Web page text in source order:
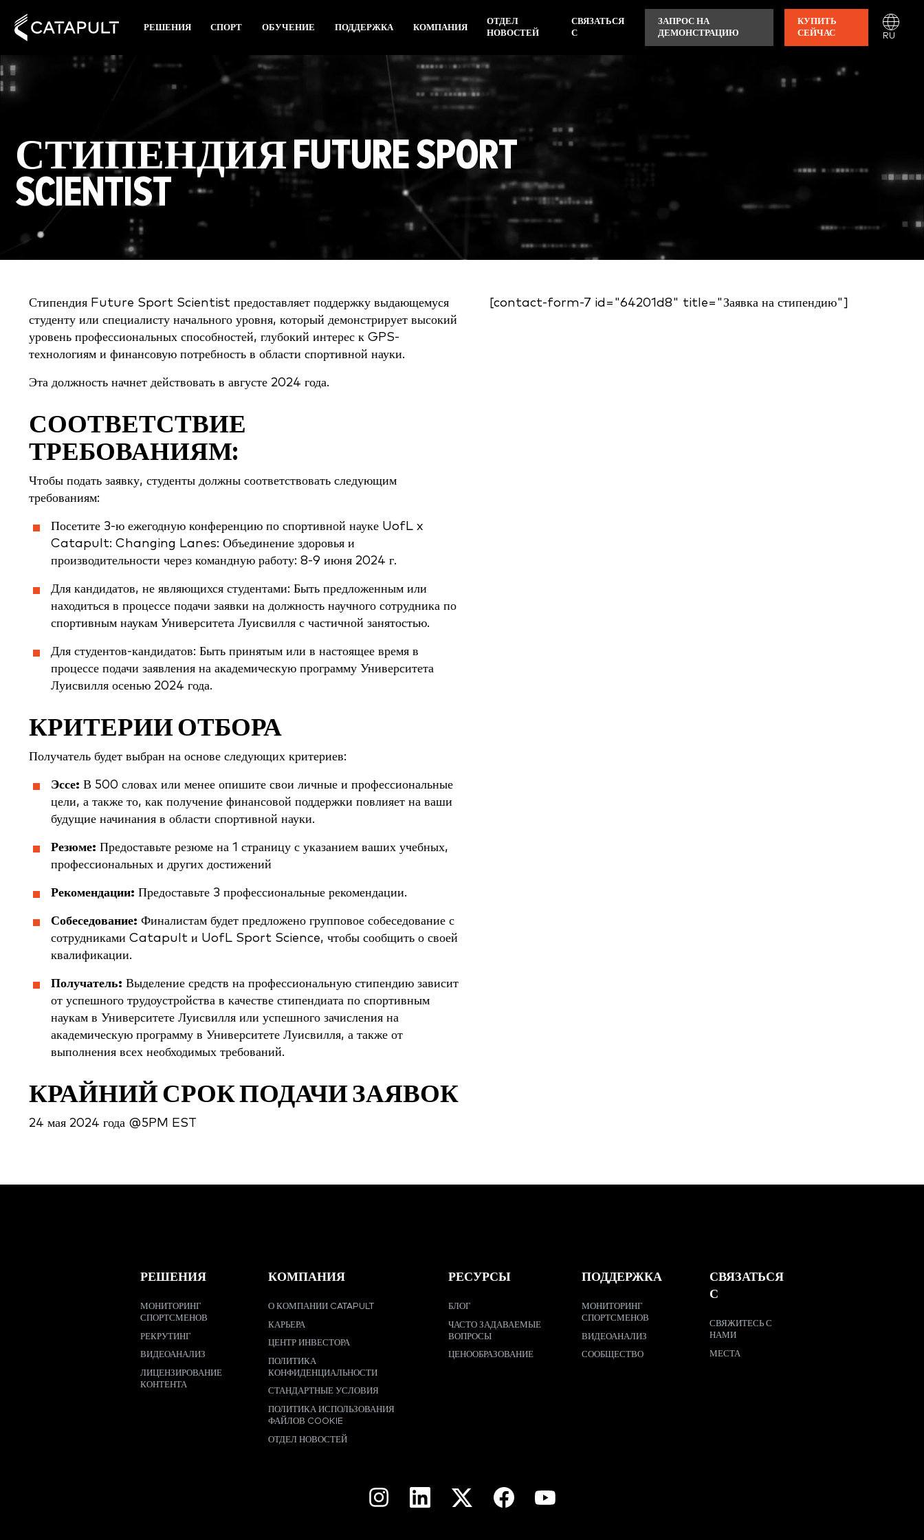
РЕШЕНИЯ СПОРТ ОБУЧЕНИЕ ПОДДЕРЖКА КОМПАНИЯ
ОТДЕЛ
НОВОСТЕЙ
СВЯЗАТЬСЯ
С
ЗАПРОС НА
ДЕМОНСТРАЦИЮ
КУПИТЬ
СЕЙЧАС
RU
СТИПЕНДИЯ FUTURE SPORT
SCIENTIST
Стипендия Future Sport Scientist предоставляет поддержку выдающемуся
студенту или специалисту начального уровня, который демонстрирует высокий
уровень профессиональных способностей, глубокий интерес к GPS-
технологиям и финансовую потребность в области спортивной науки.
Эта должность начнет действовать в августе 2024 года.
СООТВЕТСТВИЕ
ТРЕБОВАНИЯМ:
Чтобы подать заявку, студенты должны соответствовать следующим
требованиям:
Посетите 3-ю ежегодную конференцию по спортивной науке UofL x
Catapult: Changing Lanes: Объединение здоровья и
производительности через командную работу: 8-9 июня 2024 г.
Для кандидатов, не являющихся студентами: Быть предложенным или
находиться в процессе подачи заявки на должность научного сотрудника по
спортивным наукам Университета Луисвилля с частичной занятостью.
Для студентов-кандидатов: Быть принятым или в настоящее время в
процессе подачи заявления на академическую программу Университета
Луисвилля осенью 2024 года.
КРИТЕРИИ ОТБОРА
Получатель будет выбран на основе следующих критериев:
Эссе: В 500 словах или менее опишите свои личные и профессиональные
цели, а также то, как получение финансовой поддержки повлияет на ваши
будущие начинания в области спортивной науки.
Резюме: Предоставьте резюме на 1 страницу с указанием ваших учебных,
профессиональных и других достижений
Рекомендации: Предоставьте 3 профессиональные рекомендации.
Собеседование: Финалистам будет предложено групповое собеседование с
сотрудниками Catapult и UofL Sport Science, чтобы сообщить о своей
квалификации.
Получатель: Выделение средств на профессиональную стипендию зависит
от успешного трудоустройства в качестве стипендиата по спортивным
наукам в Университете Луисвилля или успешного зачисления на
академическую программу в Университете Луисвилля, а также от
выполнения всех необходимых требований.
КРАЙНИЙ СРОК ПОДАЧИ ЗАЯВОК
24 мая 2024 года @5PM EST
[contact-form-7 id="64201d8" title="Заявка на стипендию"]
РЕШЕНИЯ
МОНИТОРИНГ
СПОРТСМЕНОВ
РЕКРУТИНГ
ВИДЕОАНАЛИЗ
ЛИЦЕНЗИРОВАНИЕ
КОНТЕНТА
КОМПАНИЯ
О КОМПАНИИ CATAPULT
КАРЬЕРА
ЦЕНТР ИНВЕСТОРА
ПОЛИТИКА
КОНФИДЕНЦИАЛЬНОСТИ
СТАНДАРТНЫЕ УСЛОВИЯ
ПОЛИТИКА ИСПОЛЬЗОВАНИЯ
ФАЙЛОВ COOKIE
ОТДЕЛ НОВОСТЕЙ
РЕСУРСЫ
БЛОГ
ЧАСТО ЗАДАВАЕМЫЕ
ВОПРОСЫ
ЦЕНООБРАЗОВАНИЕ
ПОДДЕРЖКА
МОНИТОРИНГ
СПОРТСМЕНОВ
ВИДЕОАНАЛИЗ
СООБЩЕСТВО
СВЯЗАТЬСЯ
С
СВЯЖИТЕСЬ С
НАМИ
МЕСТА